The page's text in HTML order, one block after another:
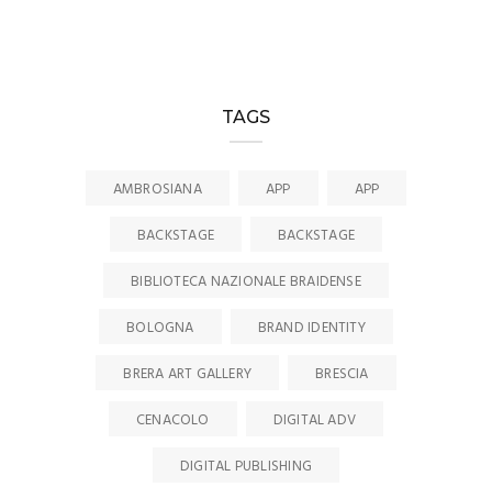
TAGS
AMBROSIANA APP
APP
BACKSTAGE
BACKSTAGE
BIBLIOTECA NAZIONALE BRAIDENSE
BOLOGNA
BRAND IDENTITY
BRERA ART GALLERY
BRESCIA
CENACOLO
DIGITAL ADV
DIGITAL PUBLISHING